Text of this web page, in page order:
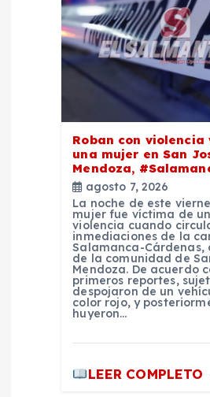
Roban con violencia
una mujer en San
Mendoza,
agosto 7, 2026
La noche de este
mujer fue víctima de
violencia cuando
inmediaciones de la
Salamanca-Cárdenas,
de la comunidad de
Mendoza. De acuerdo
primeros reportes,
despojaron de un
color rojo, y
huyeron…
LEER COMPLETO